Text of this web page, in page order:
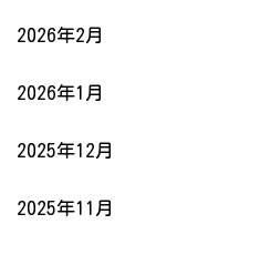
2026年2月
2026年1月
2025年12月
2025年11月